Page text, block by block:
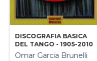
DISCOGRAFIA BASICA
DEL TANGO - 1905-2010
Omar Garcia Brunelli